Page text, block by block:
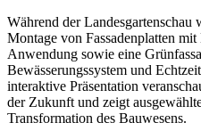
Während der Landesgartenschau
Montage von Fassadenplatten
Anwendung sowie eine
Bewässerungssystem und
interaktive Präsentation
der Zukunft und zeigt
Transformation des Bauwesens.